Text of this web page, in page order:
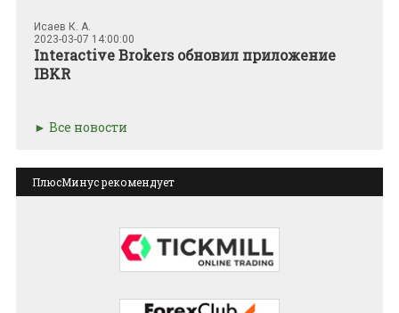
Исаев К. А.
2023-03-07 14:00:00
Interactive Brokers обновил приложение
IBKR
Все новости
ПлюсМинус рекомендует